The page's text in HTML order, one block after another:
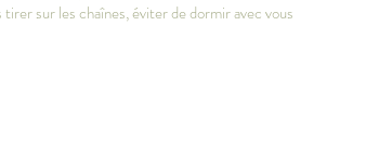
sur les chaînes, éviter de dormir avec vous